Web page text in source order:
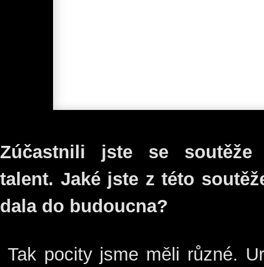
Zúčastnili jste se soutěže
talent. Jaké jste z této
dala do budoucna?
Tak pocity jsme měli různé.